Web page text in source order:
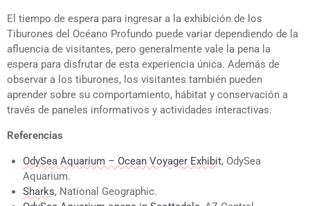
El tiempo de espera para ingresar a la exhibición de los
Tiburones del Océano Profundo puede variar dependiendo de la
afluencia de visitantes, pero generalmente vale la pena la
espera para disfrutar de esta experiencia única. Además de
observar a los tiburones, los visitantes también pueden
aprender sobre su comportamiento, hábitat y conservación a
través de paneles informativos y actividades interactivas.
Referencias
OdySea Aquarium – Ocean Voyager Exhibit, OdySea
Aquarium.
Sharks, National Geographic.